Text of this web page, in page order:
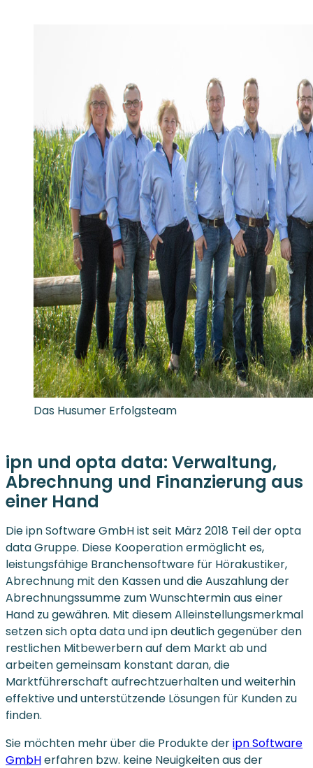
Das Husumer Erfolgsteam
ipn und opta data: Verwaltung,
Abrechnung und Finanzierung aus
einer Hand
Die ipn Software GmbH ist seit März 2018 Teil der opta
data Gruppe. Diese Kooperation ermöglicht es,
leistungsfähige Branchensoftware für Hörakustiker,
Abrechnung mit den Kassen und die Auszahlung der
Abrechnungssumme zum Wunschtermin aus einer
Hand zu gewähren. Mit diesem Alleinstellungsmerkmal
setzen sich opta data und ipn deutlich gegenüber den
restlichen Mitbewerbern auf dem Markt ab und
arbeiten gemeinsam konstant daran, die
Marktführerschaft aufrechtzuerhalten und weiterhin
effektive und unterstützende Lösungen für Kunden zu
finden.
Sie möchten mehr über die Produkte deripn Software
GmbHerfahren bzw. keine Neuigkeiten aus der